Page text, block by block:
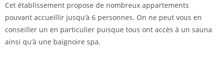
Cet établissement propose de nombreux appartements
pouvant accueillir jusqu’à 6 personnes. On ne peut vous en
conseiller un en particulier puisque tous ont accès à un sauna
ainsi qu’à une baignoire spa.